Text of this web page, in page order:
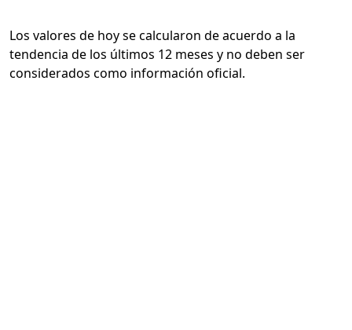
Los valores de hoy se calcularon de acuerdo a la
tendencia de los últimos 12 meses y no deben ser
considerados como información oficial.